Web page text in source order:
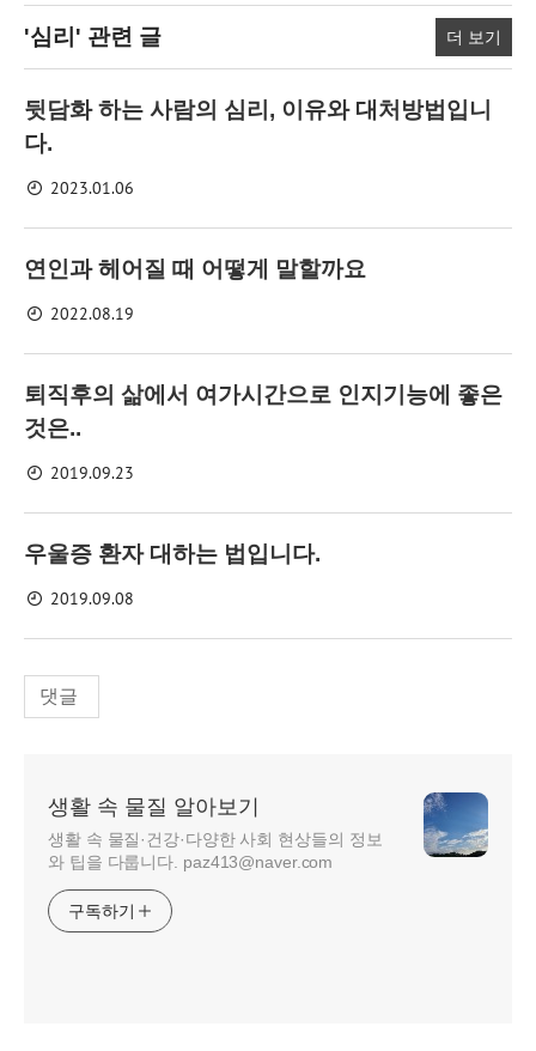
'심리' 관련 글 더 보기
뒷담화 하는 사람의 심리, 이유와 대처방법입니
다.
2023.01.06
연인과 헤어질 때 어떻게 말할까요
2022.08.19
퇴직후의 삶에서 여가시간으로 인지기능에 좋은
것은..
2019.09.23
우울증 환자 대하는 법입니다.
2019.09.08
댓글
생활 속 물질 알아보기
생활 속 물질·건강·다양한 사회 현상들의 정보
와 팁을 다룹니다. paz413@naver.com
구독하기